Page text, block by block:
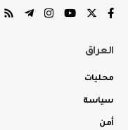
العراق
محليات
سياسة
أمن